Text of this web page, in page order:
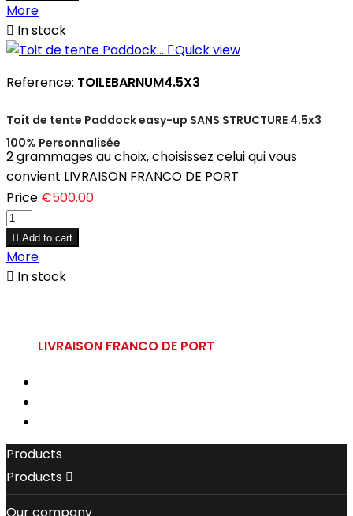
More
 In stock
Quick view
Reference: TOILEBARNUM4.5X3
Toit de tente Paddock easy-up SANS STRUCTURE 4.5x3
100% Personnalisée
2 grammages au choix, choisissez celui qui vous
convient LIVRAISON FRANCO DE PORT
Price €500.00
 Add to cart
More
 In stock
LIVRAISON FRANCO DE PORT
Products
Products 
Our company